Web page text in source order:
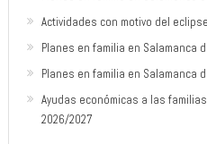
Actividades con motivo del eclipse
Planes en familia en Salamanca
Planes en familia en Salamanca
Ayudas económicas a las
2026/2027